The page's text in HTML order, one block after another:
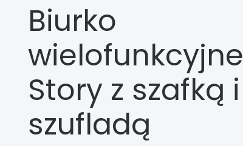
Biurko
wielofunkcyjne
Story z szafką i
szufladą